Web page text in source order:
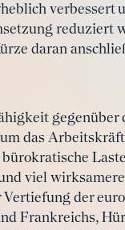
verbessert
reduziert
daran
gegenüber
das
viel
der
Frankreichs,